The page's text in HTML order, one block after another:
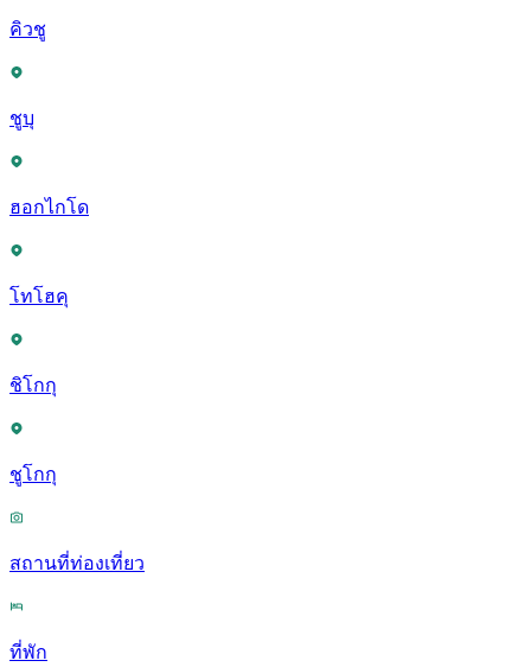
คิวชู
ชูบุ
ฮอกไกโด
โทโฮคุ
ชิโกกุ
ชูโกกุ
สถานที่ท่องเที่ยว
ที่พัก